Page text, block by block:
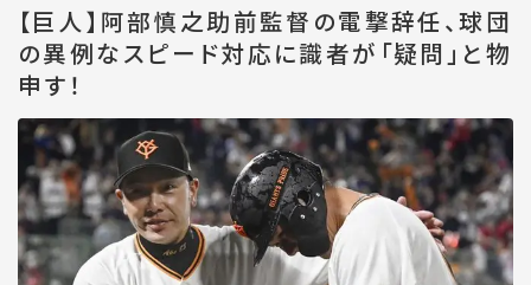
【巨人】阿部慎之助前監督の電撃辞任、球団
の異例なスピード対応に識者が「疑問」と物
申す！